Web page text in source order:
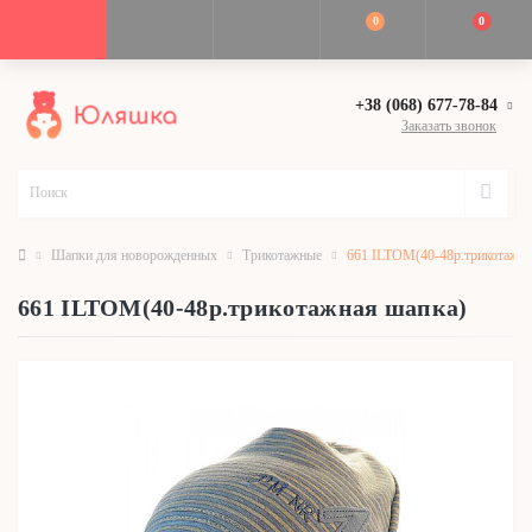
0 0
+38 (068) 677-78-84
Заказать звонок
Шапки для новорожденных Трикотажные 661 ILTOM(40-
661 ILTOM(40-48р.трикотажная шапка)